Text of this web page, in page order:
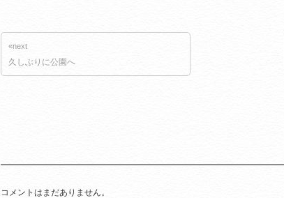
«next
久しぶりに公園へ
コメントはまだありません。